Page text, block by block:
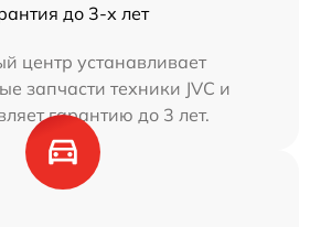
до 3-х лет
центр устанавливает
запчасти техники JVC и
гарантию до 3 лет.